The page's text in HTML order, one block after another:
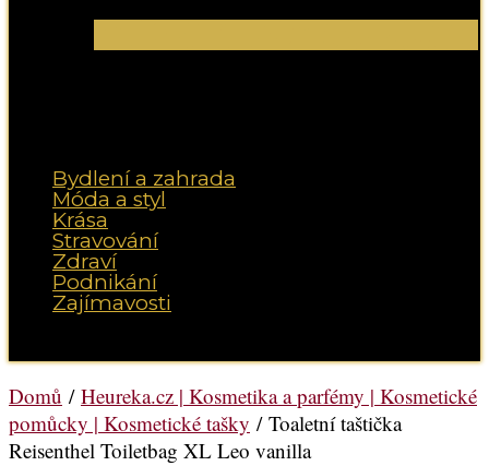
Bydlení a zahrada
Móda a styl
Krása
Stravování
Zdraví
Podnikání
Zajímavosti
Domů / Heureka.cz | Kosmetika a parfémy | Kosmetické
pomůcky | Kosmetické tašky / Toaletní taštička
Reisenthel Toiletbag XL Leo vanilla